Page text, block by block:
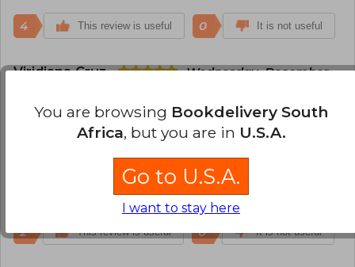
4 This review is useful 0 It is not useful
Viridiana Cruz
Wednesday, December
Verified Purchase
Es muy bueno,la primera parte de la saga queda
muy interesante y esta es aún mejor es divertida,
mágica y de romance
2 This review is useful 0 It is not useful
You are browsing Bookdelivery South
Africa, but you are in U.S.A.
Go to U.S.A.
I want to stay here